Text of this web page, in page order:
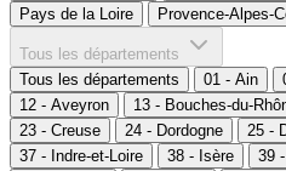
Pays de la Loire
Provence-Alpes-
Tous les départements
Tous les départements
01 - Ain
12 - Aveyron
13 - Bouches-du-
23 - Creuse
24 - Dordogne 25 -
37 - Indre-et-Loire
38 - Isère 39